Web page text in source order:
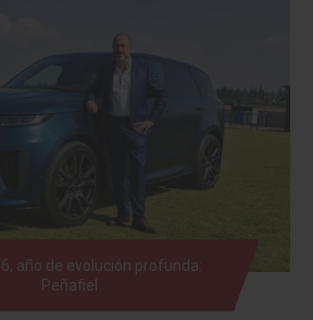
año de evolución profunda:
Peñafiel